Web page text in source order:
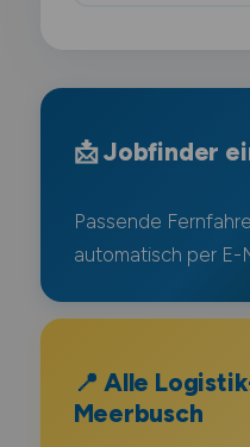
📩 Jobfinder
Passende
automatisch per E-
📍 Alle
Meerbusch